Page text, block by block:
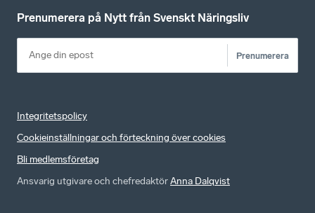
Prenumerera på Nytt från Svenskt Näringsliv
Prenumerera
Integritetspolicy
Cookieinställningar och förteckning över cookies
Bli medlemsföretag
Ansvarig utgivare och chefredaktörAnna Dalqvist